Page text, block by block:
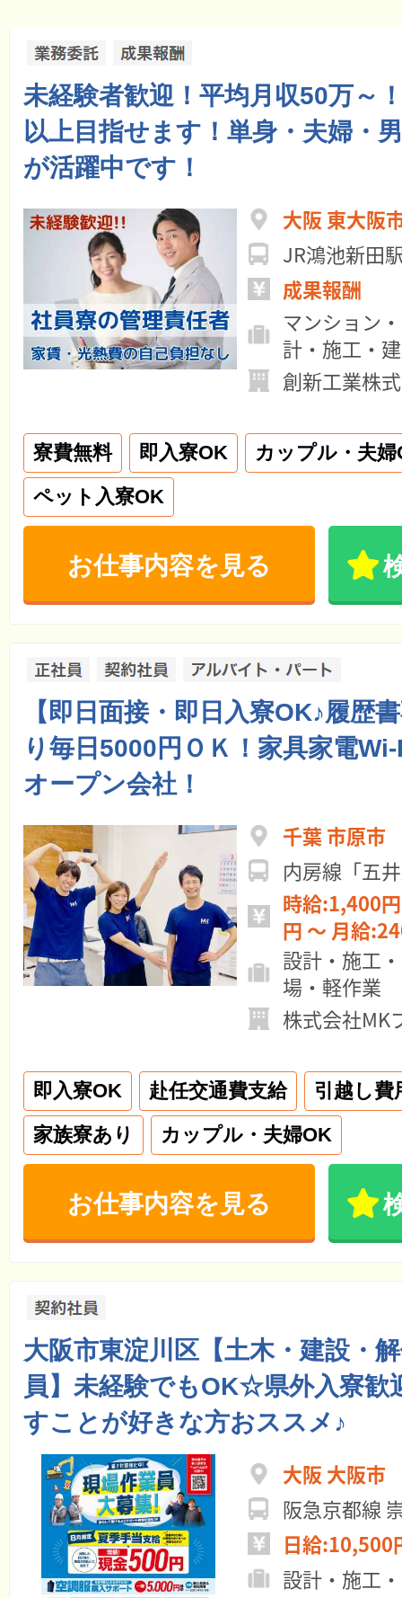
未経験者歓迎！平均月収50万～
以上目指せます！単身・夫婦・
が活躍中です！
大阪 東大阪
JR鴻池新田
成果報酬
マンション
計・施工・
創新工業株
寮費無料 即入寮OK
カップル・夫婦
ペット入寮OK
お仕事内容を見る
【即日面接・即日入寮OK♪履歴
り毎日5000円ＯＫ！家具家電
オープン会社！
千葉 市原市
内房線「五
時給:1,400円 ～ 日給
円 ～ 月
設計・施工
場・軽作業
株式会社MK
即入寮OK 赴任交通費支給
引越し費
家族寮あり
カップル・夫婦OK
お仕事内容を見る
大阪市東淀川区【土木・建設・
員】未経験でもOK☆県外入寮
すことが好きな方おススメ♪
大阪 大阪市
阪急京都線
日給:10,500
設計・施工